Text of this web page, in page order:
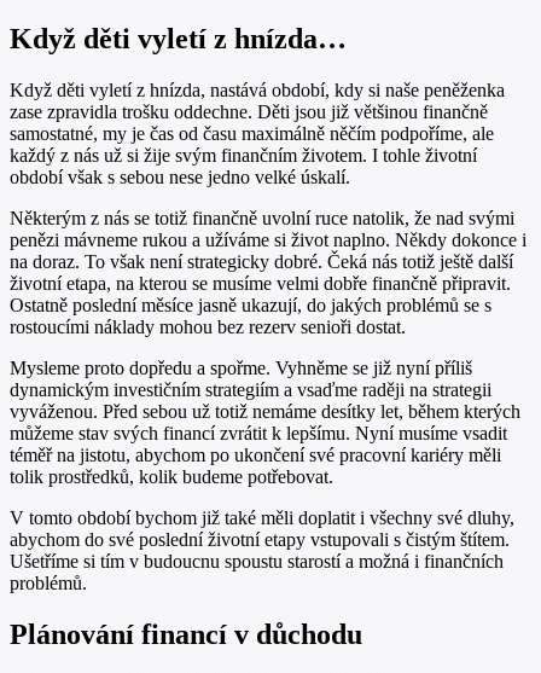
Když děti vyletí z hnízda…
Když děti vyletí z hnízda, nastává období, kdy si naše peněženka
zase zpravidla trošku oddechne. Děti jsou již většinou finančně
samostatné, my je čas od času maximálně něčím podpoříme, ale
každý z nás už si žije svým finančním životem. I tohle životní
období však s sebou nese jedno velké úskalí.
Některým z nás se totiž finančně uvolní ruce natolik, že nad svými
penězi mávneme rukou a užíváme si život naplno. Někdy dokonce i
na doraz. To však není strategicky dobré. Čeká nás totiž ještě další
životní etapa, na kterou se musíme velmi dobře finančně připravit.
Ostatně poslední měsíce jasně ukazují, do jakých problémů se s
rostoucími náklady mohou bez rezerv senioři dostat.
Mysleme proto dopředu a spořme. Vyhněme se již nyní příliš
dynamickým investičním strategiím a vsaďme raději na strategii
vyváženou. Před sebou už totiž nemáme desítky let, během kterých
můžeme stav svých financí zvrátit k lepšímu. Nyní musíme vsadit
téměř na jistotu, abychom po ukončení své pracovní kariéry měli
tolik prostředků, kolik budeme potřebovat.
V tomto období bychom již také měli doplatit i všechny své dluhy,
abychom do své poslední životní etapy vstupovali s čistým štítem.
Ušetříme si tím v budoucnu spoustu starostí a možná i finančních
problémů.
Plánování financí v důchodu